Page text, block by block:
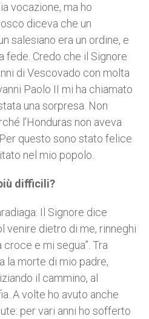
vocazione, ma ho
diceva che un
salesiano era un ordine, e
fede. Credo che il Signore
di Vescovado con molta
Paolo II mi ha chiamato
una sorpresa. Non
l’Honduras non aveva
questo sono stato felice
nel mio popolo.
difficili?
Il Signore dice
venire dietro di me, rinneghi
e mi segua”. Tra
la morte di mio padre,
il cammino, al
A volte ho avuto anche
per vari anni ho sofferto